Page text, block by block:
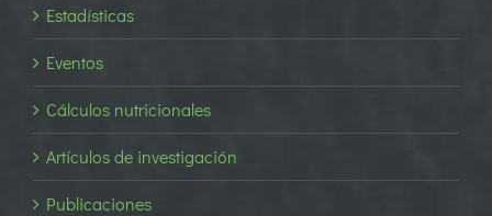
Estadísticas
Eventos
Cálculos nutricionales
Artículos de investigación
Publicaciones